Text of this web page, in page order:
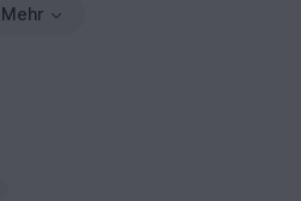
Mehr